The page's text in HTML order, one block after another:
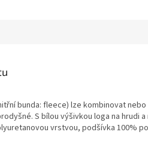
bunda: fleece) lze kombinovat
S bílou výšivkou loga na hrudi a
vrstvou, podšívka 100%